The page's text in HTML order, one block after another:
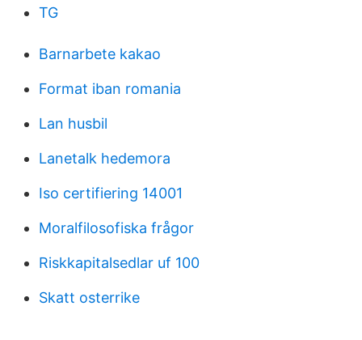
TG
Barnarbete kakao
Format iban romania
Lan husbil
Lanetalk hedemora
Iso certifiering 14001
Moralfilosofiska frågor
Riskkapitalsedlar uf 100
Skatt osterrike